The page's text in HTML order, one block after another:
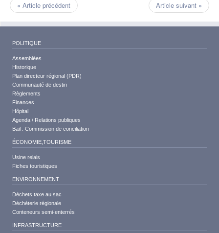
« Article précédent Article suivant »
POLITIQUE
Assemblées
Historique
Plan directeur régional (PDR)
Communauté de destin
Règlements
Finances
Hôpital
Agenda / Relations publiques
Bail : Commission de conciliation
ÉCONOMIE,TOURISME
Usine relais
Fiches touristiques
ENVIRONNEMENT
Déchets taxe au sac
Déchèterie régionale
Conteneurs semi-enterrés
INFRASTRUCTURE